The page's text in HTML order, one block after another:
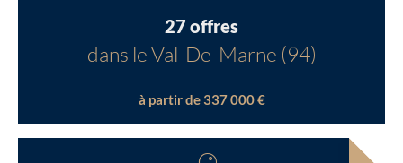
27 offres
dans le Val-De-Marne (94)
à partir de 337 000 €